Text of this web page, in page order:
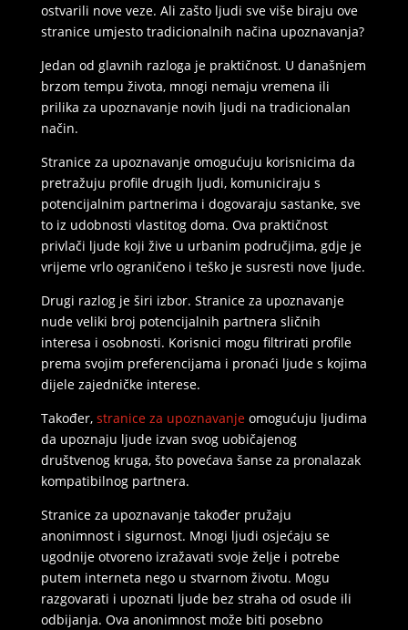
ostvarili nove veze. Ali zašto ljudi sve više biraju ove
stranice umjesto tradicionalnih načina upoznavanja?
Jedan od glavnih razloga je praktičnost. U današnjem
brzom tempu života, mnogi nemaju vremena ili
prilika za upoznavanje novih ljudi na tradicionalan
način.
Stranice za upoznavanje omogućuju korisnicima da
pretražuju profile drugih ljudi, komuniciraju s
potencijalnim partnerima i dogovaraju sastanke, sve
to iz udobnosti vlastitog doma. Ova praktičnost
privlači ljude koji žive u urbanim područjima, gdje je
vrijeme vrlo ograničeno i teško je susresti nove ljude.
Drugi razlog je širi izbor. Stranice za upoznavanje
nude veliki broj potencijalnih partnera sličnih
interesa i osobnosti. Korisnici mogu filtrirati profile
prema svojim preferencijama i pronaći ljude s kojima
dijele zajedničke interese.
Također, stranice za upoznavanjeomogućuju ljudima
da upoznaju ljude izvan svog uobičajenog
društvenog kruga, što povećava šanse za pronalazak
kompatibilnog partnera.
Stranice za upoznavanje također pružaju
anonimnost i sigurnost. Mnogi ljudi osjećaju se
ugodnije otvoreno izražavati svoje želje i potrebe
putem interneta nego u stvarnom životu. Mogu
razgovarati i upoznati ljude bez straha od osude ili
odbijanja. Ova anonimnost može biti posebno